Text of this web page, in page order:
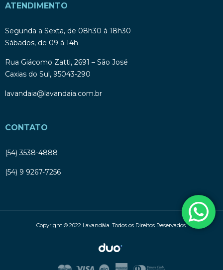
ATENDIMENTO
Segunda a Sexta, de 08h30 à 18h30
Sábados, de 09 à 14h
Rua Giácomo Zatti, 2691 – São José
Caxias do Sul, 95043-290
lavandaia@lavandaia.com.br
CONTATO
(54) 3538-4888
(54) 9 9267-7256
Copyright © 2022 Lavandàia. Todos os Direitos Reservados.